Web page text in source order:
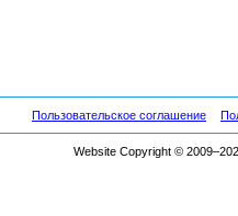
Пользовательское соглашение
Website Copyright ©